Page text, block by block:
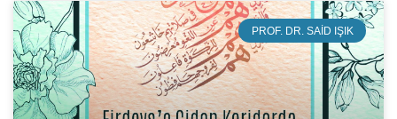
PROF. DR. SAID IŞIK